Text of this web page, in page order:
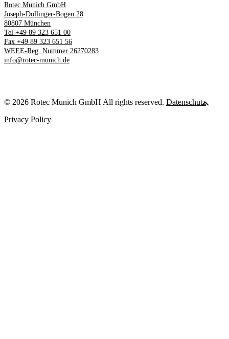
Rotec Munich GmbH
Joseph-Dollinger-Bogen 28
80807 München
Tel +49 89 323 651 00
Fax +49 89 323 651 56
WEEE-Reg. Nummer 26270283
info@rotec-munich.de
© 2026 Rotec Munich GmbH All rights reserved. Datenschutz
Privacy Policy